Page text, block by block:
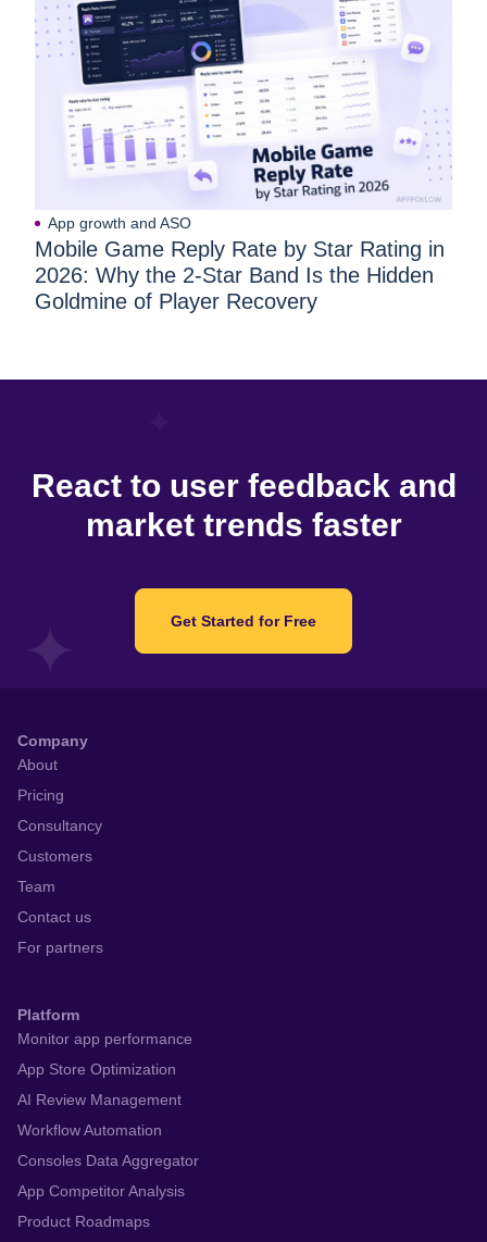
App growth and ASO
Mobile Game Reply Rate by Star Rating in
2026: Why the 2-Star Band Is the Hidden
Goldmine of Player Recovery
React to user feedback and
market trends faster
Get Started for Free
Company
About
Pricing
Consultancy
Customers
Team
Contact us
For partners
Platform
Monitor app performance
App Store Optimization
AI Review Management
Workflow Automation
Consoles Data Aggregator
App Competitor Analysis
Product Roadmaps